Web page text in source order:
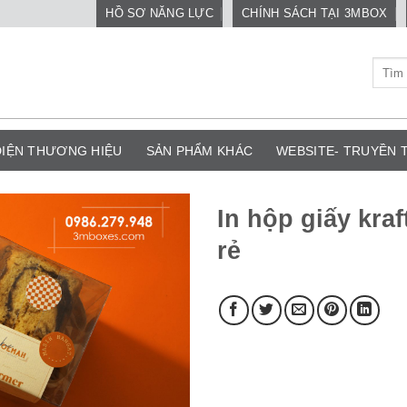
HỒ SƠ NĂNG LỰC CHÍNH SÁCH TẠI 3MBOX
THƯƠNG HIỆU SẢN PHẨM KHÁC WEBSITE- TRUYỀN
In hộp giấy
rẻ